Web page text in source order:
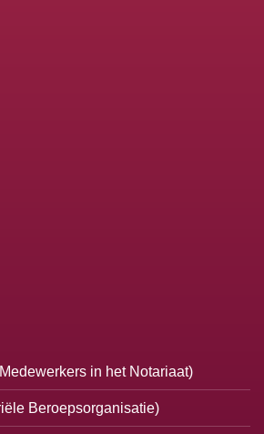
in het Notariaat)
Beroepsorganisatie)